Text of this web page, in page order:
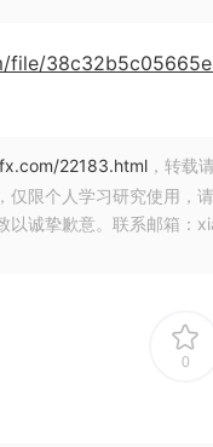
file/
22183.html ，转载
仅限个人学习研究使用，
以诚挚歉意。联系邮箱：
0